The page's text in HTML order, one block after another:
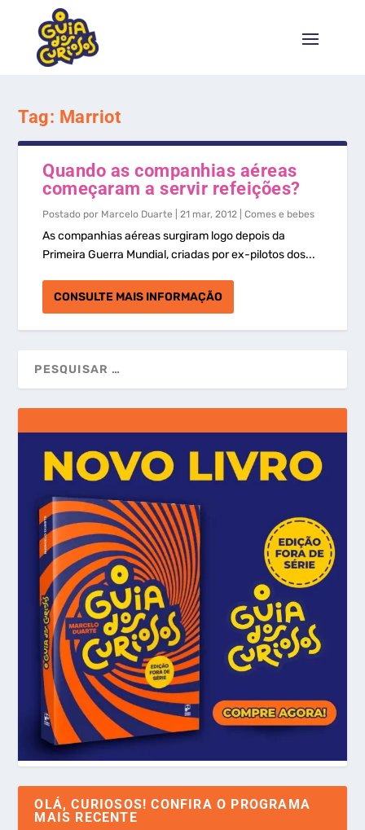
Tag: Marriot
Quando as companhias aéreas
começaram a servir refeições?
Postado por Marcelo Duarte |21 mar, 2012 |Comes e bebes
As companhias aéreas surgiram logo depois da
Primeira Guerra Mundial, criadas por ex-pilotos dos...
CONSULTE MAIS INFORMAÇÃO
OLÁ, CURIOSOS! CONFIRA O PROGRAMA
MAIS RECENTE